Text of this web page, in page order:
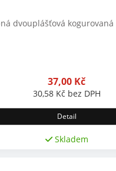
dvouplášťová
37,00 Kč
30,58 Kč bez DPH
Detail
Skladem